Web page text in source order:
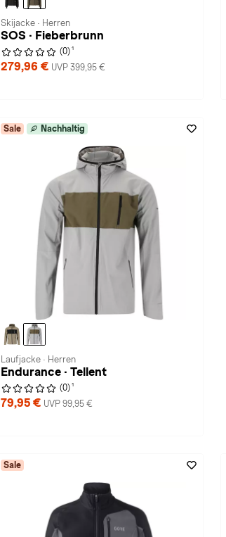
Skijacke · Herren
SOS · Fieberbrunn
(0) 1
279,96 € UVP 399,95 €
Sale Nachhaltig
Laufjacke · Herren
Endurance · Tellent
(0) 1
79,95 € UVP 99,95 €
Sale